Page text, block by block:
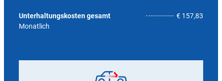
Unterhaltungskosten gesamt
Monatlich
€ 157,83